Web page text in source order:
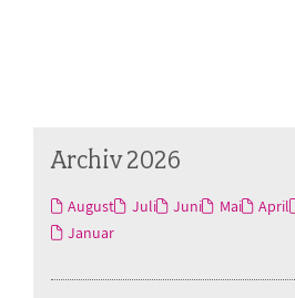
Archiv 2026
August Juli Juni Mai April
Januar